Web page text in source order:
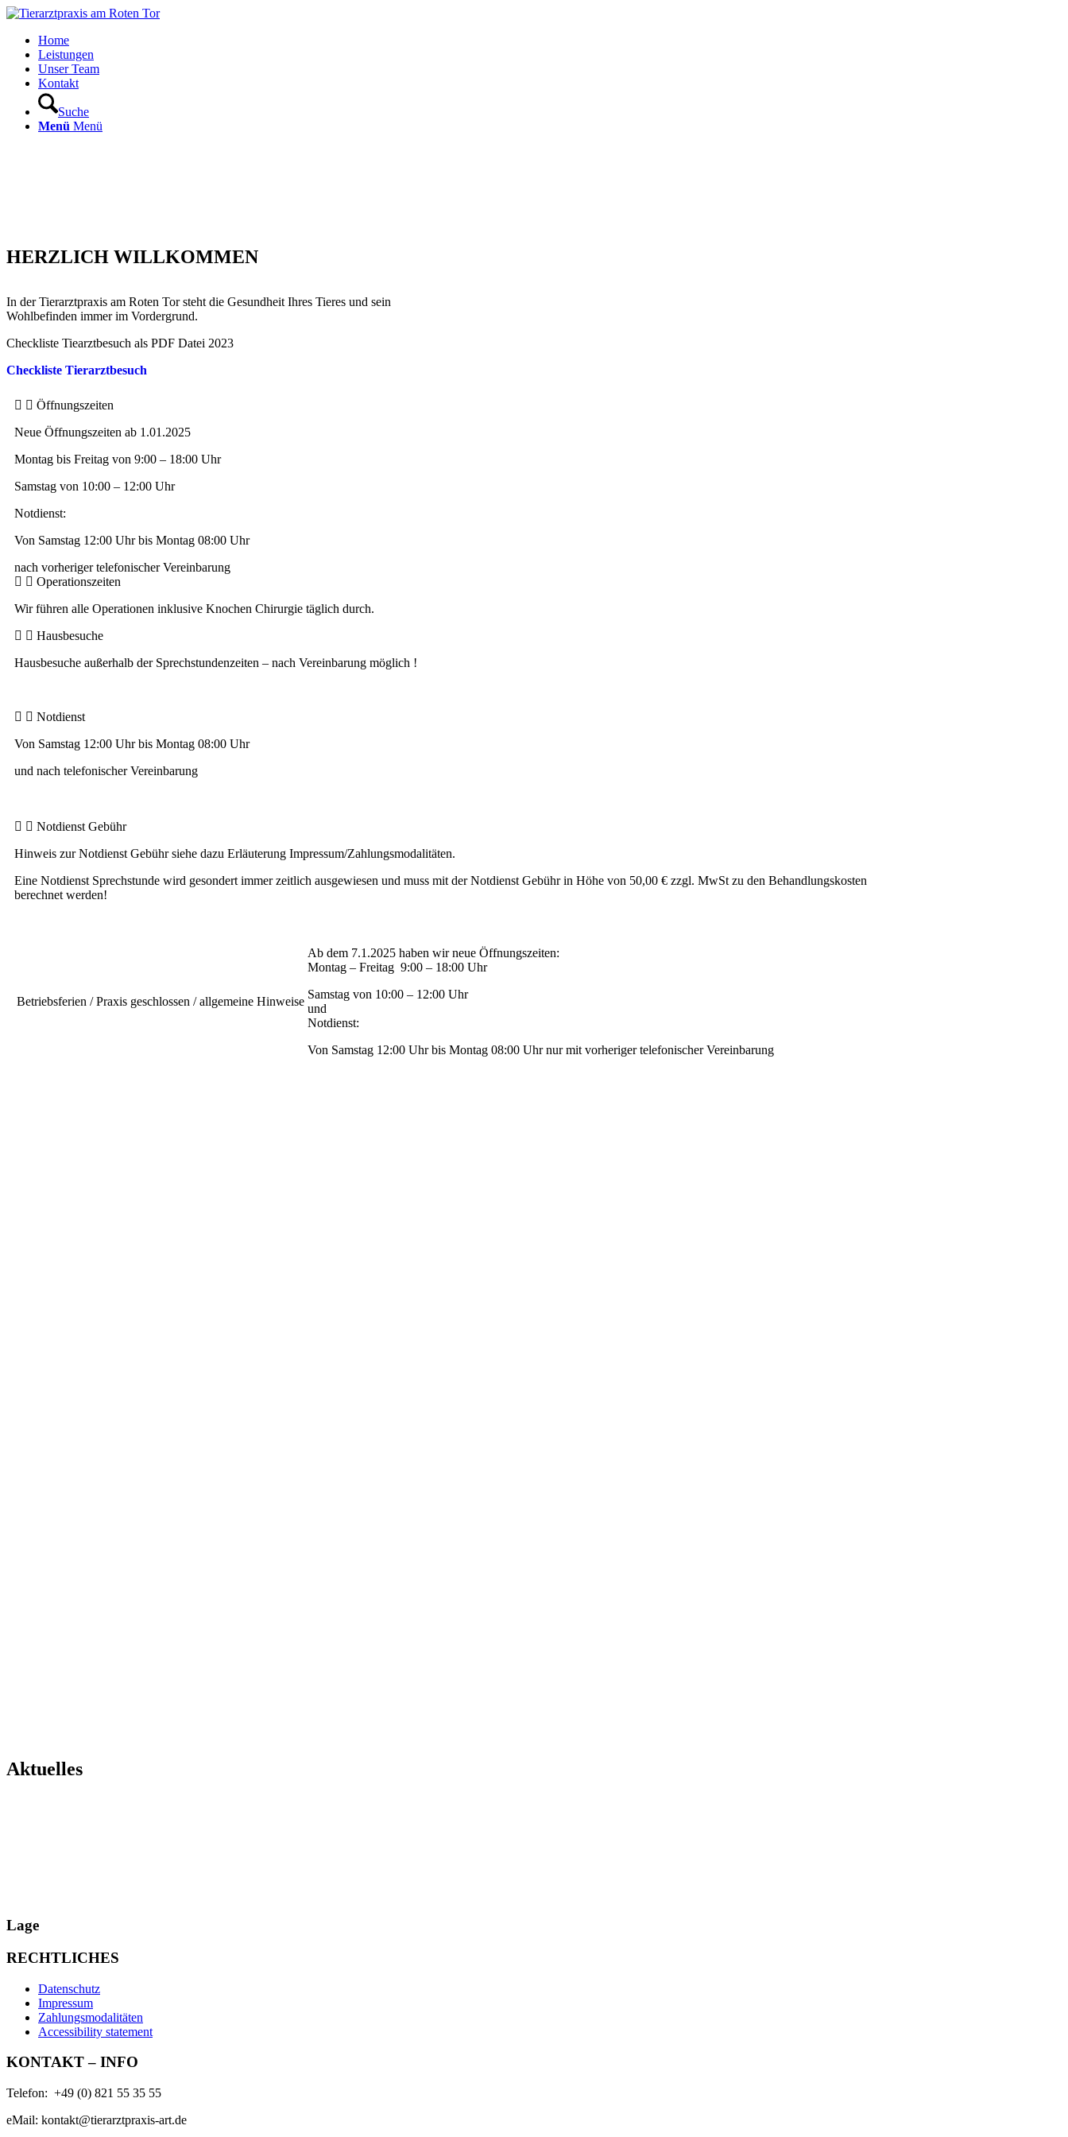
Home
Leistungen
Unser Team
Kontakt
Suche
Menü Menü
HERZLICH WILLKOMMEN
In der Tierarztpraxis am Roten Tor steht die Gesundheit Ihres Tieres und sein
Wohlbefinden immer im Vordergrund.
Checkliste Tiearztbesuch als PDF Datei 2023
Checkliste Tierarztbesuch
Öffnungszeiten
Neue Öffnungszeiten ab 1.01.2025
Montag bis Freitag von 9:00 – 18:00 Uhr
Samstag von 10:00 – 12:00 Uhr
Notdienst:
Von Samstag 12:00 Uhr bis Montag 08:00 Uhr
nach vorheriger telefonischer Vereinbarung
Operationszeiten
Wir führen alle Operationen inklusive Knochen Chirurgie täglich durch.
Hausbesuche
Hausbesuche außerhalb der Sprechstundenzeiten – nach Vereinbarung möglich !
Notdienst
Von Samstag 12:00 Uhr bis Montag 08:00 Uhr
und nach telefonischer Vereinbarung
Notdienst Gebühr
Hinweis zur Notdienst Gebühr siehe dazu Erläuterung Impressum/Zahlungsmodalitäten.
Eine Notdienst Sprechstunde wird gesondert immer zeitlich ausgewiesen und muss mit der Notdienst Gebühr in Höhe von 50,00 € zzgl. MwSt zu den Behandlungskosten
berechnet werden!
Betriebsferien / Praxis geschlossen / allgemeine Hinweise
Ab dem 7.1.2025 haben wir neue Öffnungszeiten:
Montag – Freitag 9:00 – 18:00 Uhr
Samstag von 10:00 – 12:00 Uhr
und
Notdienst:
Von Samstag 12:00 Uhr bis Montag 08:00 Uhr nur mit vorheriger telefonischer Vereinbarung
Aktuelles
Lage
RECHTLICHES
Datenschutz
Impressum
Zahlungsmodalitäten
Accessibility statement
KONTAKT – INFO
Telefon: +49 (0) 821 55 35 55
eMail: kontakt@tierarztpraxis-art.de